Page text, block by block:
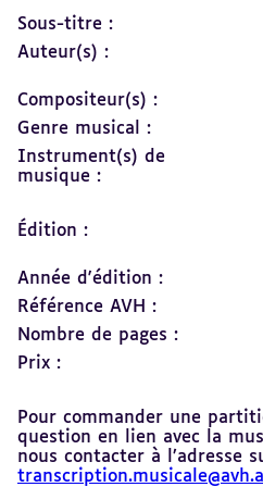
Sous-titre :
Auteur(s) :
Compositeur(s) :
Genre musical :
Instrument(s) de
musique :
Édition :
Année d'édition :
Référence AVH :
Nombre de pages :
Prix :
Pour commander une
question en lien avec la
nous contacter à l’adresse